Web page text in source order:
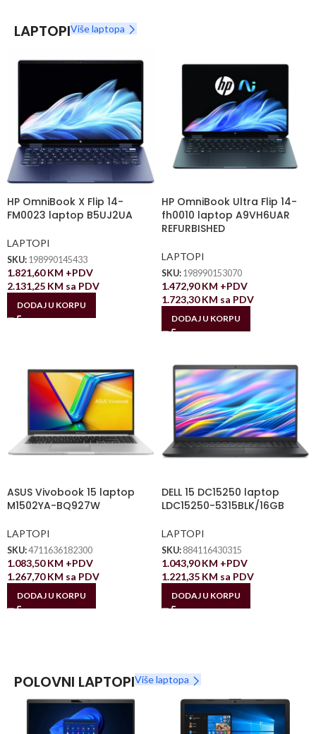
LAPTOPIViše laptopa
HP OmniBook X Flip 14-
FM0023 laptop B5UJ2UA
LAPTOPI
SKU: 198990145433
1.821,60KM +PDV
2.131,25 KM sa PDV
DODAJ U KORPU
HP OmniBook Ultra Flip 14-
fh0010 laptop A9VH6UAR
REFURBISHED
LAPTOPI
SKU: 198990153070
1.472,90KM +PDV
1.723,30KM sa PDV
DODAJ U KORPU
ASUS Vivobook 15 laptop
M1502YA-BQ927W
LAPTOPI
SKU:4711636182300
1.083,50KM +PDV
1.267,70KM sa PDV
DODAJ U KORPU
DELL 15 DC15250 laptop
LDC15250-5315BLK/16GB
LAPTOPI
SKU: 884116430315
1.043,90KM +PDV
1.221,35 KM sa PDV
DODAJ U KORPU
POLOVNI LAPTOPIViše laptopa